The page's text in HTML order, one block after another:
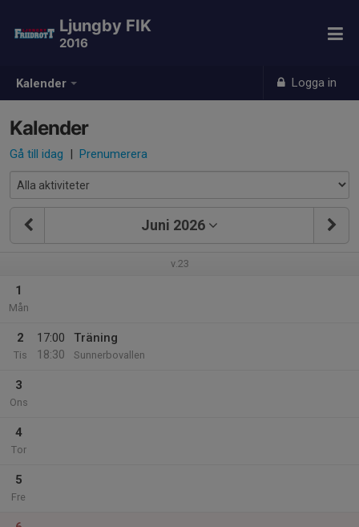
Kalender Logga in
Ljungby FIK
2016
Kalender
Gå till idag | Prenumerera
Juni 2026
v.23
1
Mån
2
Tis
17:00
18:30
Träning
Sunnerbovallen
3
Ons
4
Tor
5
Fre